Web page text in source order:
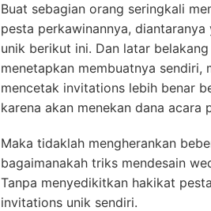
Buat sebagian orang seringkali
pesta perkawinannya,
unik berikut ini. Dan latar
menetapkan membuatnya sendiri,
mencetak invitations lebih benar
karena akan menekan dana acara
Maka tidaklah mengherankan
bagaimanakah triks mendesain
Tanpa menyedikitkan hakikat
invitations unik sendiri.